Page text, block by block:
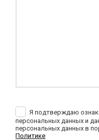
Я подтверждаю
персональных данных и
персональных данных в
Политике